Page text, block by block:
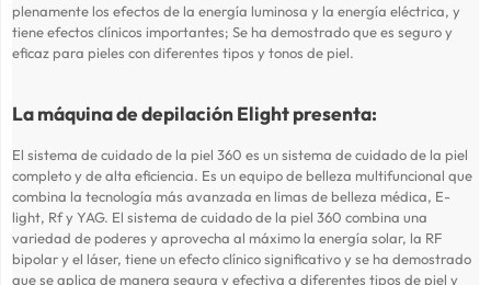
plenamente los efectos de la energía luminosa y la energía eléctrica, y
tiene efectos clínicos importantes; Se ha demostrado que es seguro y
eficaz para pieles con diferentes tipos y tonos de piel.
La máquina de depilación Elight presenta:
El sistema de cuidado de la piel 360 es un sistema de cuidado de la piel
completo y de alta eficiencia. Es un equipo de belleza multifuncional que
combina la tecnología más avanzada en limas de belleza médica, E-
light, Rf y YAG. El sistema de cuidado de la piel 360 combina una
variedad de poderes y aprovecha al máximo la energía solar, la RF
bipolar y el láser, tiene un efecto clínico significativo y se ha demostrado
que se aplica de manera segura y efectiva a diferentes tipos de piel y